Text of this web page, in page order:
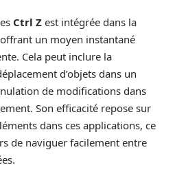
Ctrl Z est intégrée dans la
un moyen instantané
Cela peut inclure la
d’objets dans un
de modifications dans
Son efficacité repose sur
dans ces applications, ce
de naviguer facilement entre